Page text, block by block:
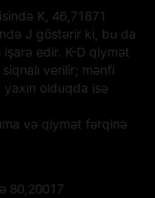
K, 46,71871
J göstərir ki, bu da
edir. K-D qiymət
verilir; mənfi
yaxın olduqda isə
və qiymət fərqinə
80,20017